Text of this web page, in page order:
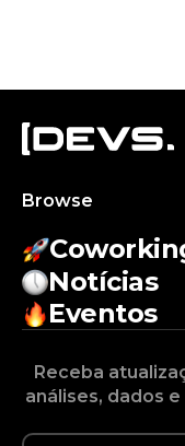
Browse
Notícias
Eventos
Receba
análises, dados